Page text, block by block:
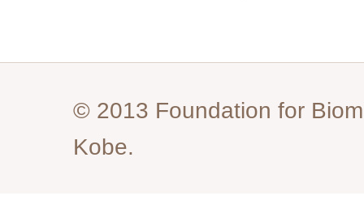
© 2013 Foundation for
Kobe.